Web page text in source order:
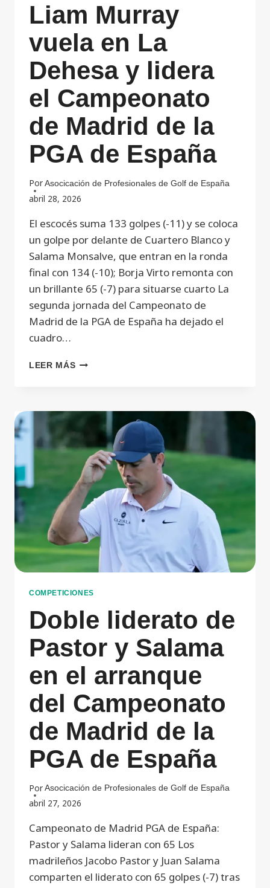
Liam Murray
vuela en La
Dehesa y lidera
el Campeonato
de Madrid de la
PGA de España
Por Asocicación de Profesionales de Golf de España
abril 28, 2026
El escocés suma 133 golpes (-11) y se coloca
un golpe por delante de Cuartero Blanco y
Salama Monsalve, que entran en la ronda
final con 134 (-10); Borja Virto remonta con
un brillante 65 (-7) para situarse cuarto La
segunda jornada del Campeonato de
Madrid de la PGA de España ha dejado el
cuadro…
LEER MÁS
COMPETICIONES
Doble liderato de
Pastor y Salama
en el arranque
del Campeonato
de Madrid de la
PGA de España
Por Asocicación de Profesionales de Golf de España
abril 27, 2026
Campeonato de Madrid PGA de España:
Pastor y Salama lideran con 65 Los
madrileños Jacobo Pastor y Juan Salama
comparten el liderato con 65 golpes (-7) tras